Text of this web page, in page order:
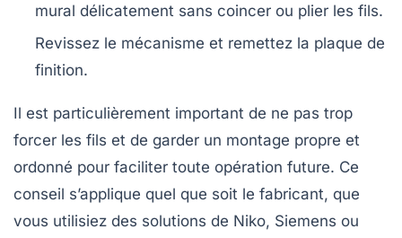
mural délicatement sans coincer ou plier les fils.
Revissez le mécanisme et remettez la plaque de
finition.
Il est particulièrement important de ne pas trop
forcer les fils et de garder un montage propre et
ordonné pour faciliter toute opération future. Ce
conseil s’applique quel que soit le fabricant, que
vous utilisiez des solutions de Niko, Siemens ou